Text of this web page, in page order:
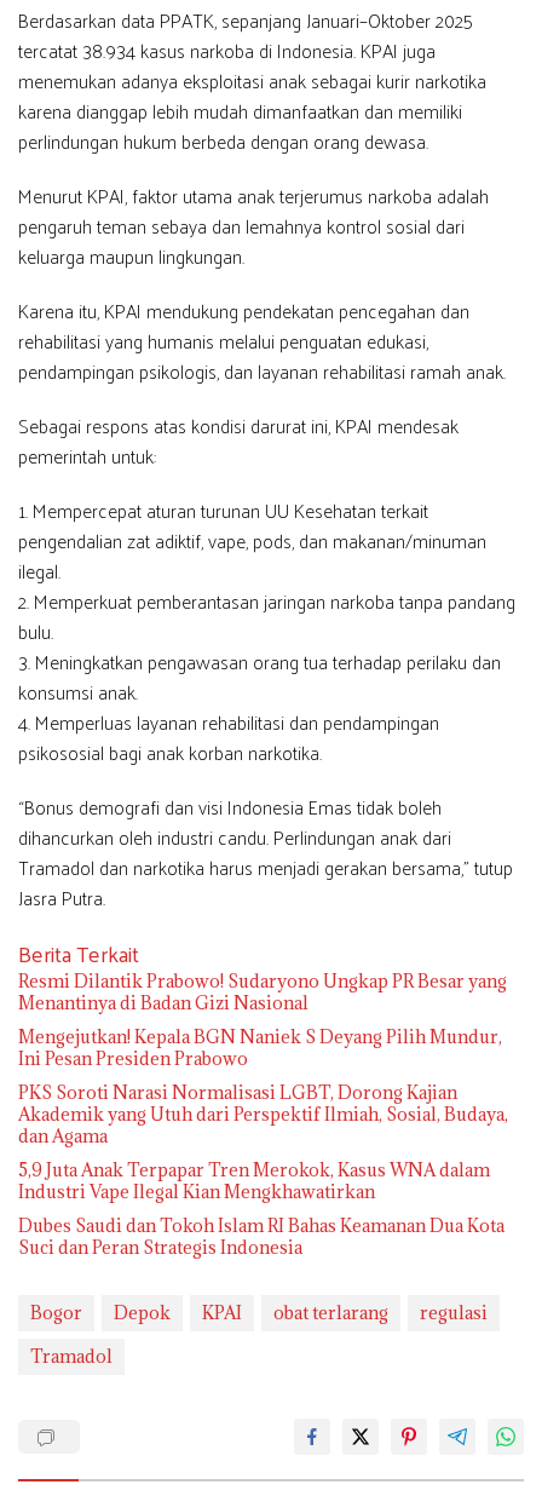
Berdasarkan data PPATK, sepanjang Januari–Oktober 2025
tercatat 38.934 kasus narkoba di Indonesia. KPAI juga
menemukan adanya eksploitasi anak sebagai kurir narkotika
karena dianggap lebih mudah dimanfaatkan dan memiliki
perlindungan hukum berbeda dengan orang dewasa.
Menurut KPAI, faktor utama anak terjerumus narkoba adalah
pengaruh teman sebaya dan lemahnya kontrol sosial dari
keluarga maupun lingkungan.
Karena itu, KPAI mendukung pendekatan pencegahan dan
rehabilitasi yang humanis melalui penguatan edukasi,
pendampingan psikologis, dan layanan rehabilitasi ramah anak.
Sebagai respons atas kondisi darurat ini, KPAI mendesak
pemerintah untuk:
1. Mempercepat aturan turunan UU Kesehatan terkait
pengendalian zat adiktif, vape, pods, dan makanan/minuman
ilegal.
2. Memperkuat pemberantasan jaringan narkoba tanpa pandang
bulu.
3. Meningkatkan pengawasan orang tua terhadap perilaku dan
konsumsi anak.
4. Memperluas layanan rehabilitasi dan pendampingan
psikososial bagi anak korban narkotika.
“Bonus demografi dan visi Indonesia Emas tidak boleh
dihancurkan oleh industri candu. Perlindungan anak dari
Tramadol dan narkotika harus menjadi gerakan bersama,” tutup
Jasra Putra.
Berita Terkait
Resmi Dilantik Prabowo! Sudaryono Ungkap PR Besar yang
Menantinya di Badan Gizi Nasional
Mengejutkan! Kepala BGN Naniek S Deyang Pilih Mundur,
Ini Pesan Presiden Prabowo
PKS Soroti Narasi Normalisasi LGBT, Dorong Kajian
Akademik yang Utuh dari Perspektif Ilmiah, Sosial, Budaya,
dan Agama
5,9 Juta Anak Terpapar Tren Merokok, Kasus WNA dalam
Industri Vape Ilegal Kian Mengkhawatirkan
Dubes Saudi dan Tokoh Islam RI Bahas Keamanan Dua Kota
Suci dan Peran Strategis Indonesia
Bogor Depok KPAI obat terlarang
regulasi
Tramadol